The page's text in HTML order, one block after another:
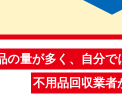
の量が多く、自分で
不用品回収業者